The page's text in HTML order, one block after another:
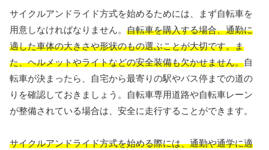
サイクルアンドライド方式を始めるためには、まず自転車を
用意しなければなりません。 自転車を購入する場合、通勤に
適した車体の大きさや形状のもの選ぶことが大切です。ま
た、ヘルメットやライトなどの安全装備も欠かせません。自
転車が決まったら、自宅から最寄りの駅やバス停までの道の
りを確認しておきましょう。自転車専用道路や自転車レーン
が整備されている場合は、安全に走行することができます。
サイクルアンドライド方式を始める際には、通勤や通学に適